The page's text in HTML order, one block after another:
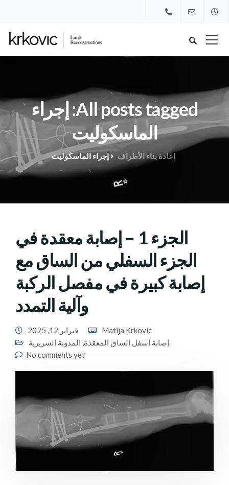
All posts tagged: إجراء
الماسكوليت
إعادة بناء الأطراف إجراء الماسكوليت
الجزء 1 – إصابة معقدة في
الجزء السفلي من الساق مع
إصابة كبيرة في مفصل الركبة
وآلية التمدد
فبراير 12, 2025
Matija Krkovic
إصابة أسفل الساق المعقدة, المدونة السريرية
No comments yet